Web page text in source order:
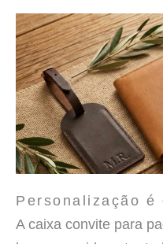
Personalização é
A caixa convite para